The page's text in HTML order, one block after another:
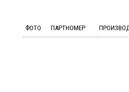
ФОТО ПАРТНОМЕР